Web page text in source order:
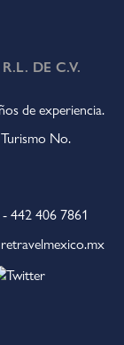
DE C.V.
de experiencia.
No.
- 442 406 7861